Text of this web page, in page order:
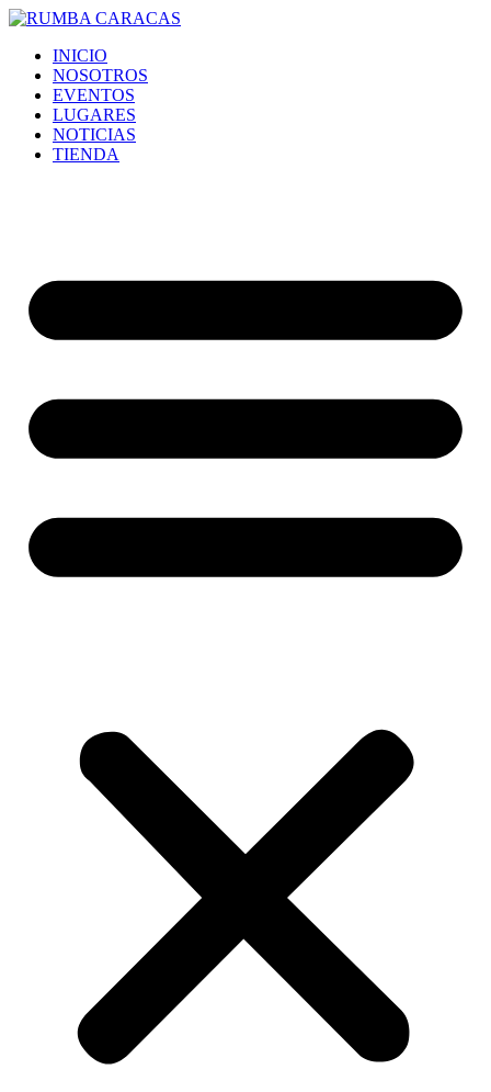
Ir
contenidoINICIO
NOSOTROS
EVENTOS
LUGARES
NOTICIAS
TIENDA